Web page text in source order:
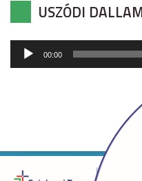
USZÓDI
Audió
lejátszó
00:00
Copyright © 2026